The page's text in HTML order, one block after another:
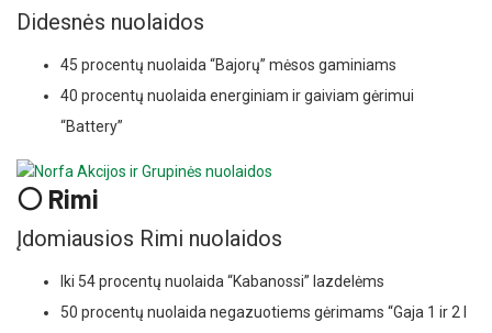
Didesnės nuolaidos
45 procentų nuolaida “Bajorų” mėsos gaminiams
40 procentų nuolaida energiniam ir gaiviam gėrimui
“Battery”
⚪ Rimi
Įdomiausios Rimi nuolaidos
Iki 54 procentų nuolaida “Kabanossi” lazdelėms
50 procentų nuolaida negazuotiems gėrimams “Gaja 1 ir 2 l